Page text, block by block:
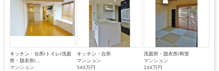
キッチン・台所/トイレ/洗面
所・脱衣所/...
マンション
キッチン・台所
マンション
540万円
洗面所・脱衣所/和室
マンション
244万円